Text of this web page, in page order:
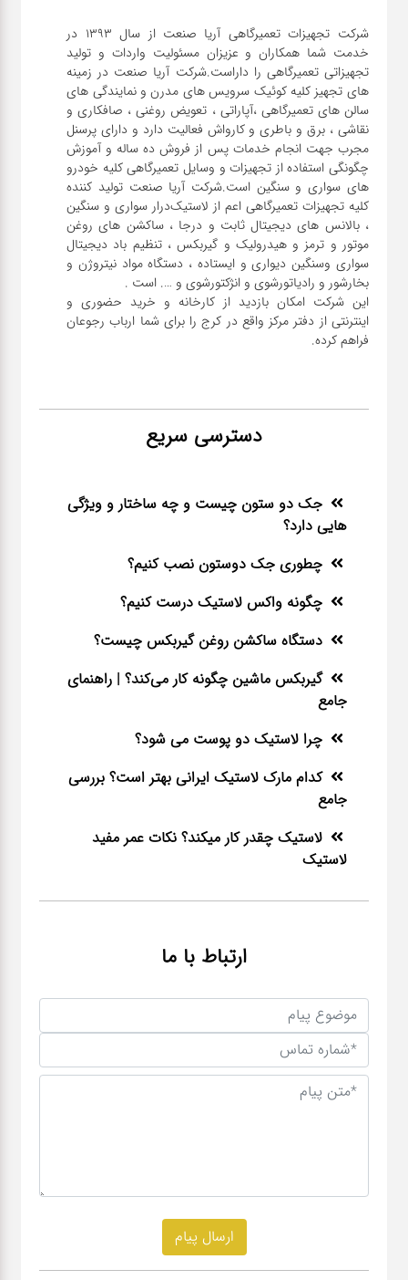
شرکت تجهیزات تعمیرگاهی آریا صنعت از سال ۱۳۹۳ در
خدمت شما همکاران و عزیزان مسئولیت واردات و تولید
تجهیزاتی تعمیرگاهی را داراست.شرکت آریا صنعت در زمینه
های تجهیز کلیه کوئیک سرویس های مدرن و نمایندگی های
سالن های تعمیرگاهی ،آپاراتی ، تعویض روغنی ، صافکاری و
نقاشی ، برق و باطری و کارواش فعالیت دارد و دارای پرسنل
مجرب جهت انجام خدمات پس از فروش ده ساله و آموزش
چگونگی استفاده از تجهیزات و وسایل تعمیرگاهی کلیه خودرو
های سواری و سنگین است.شرکت آریا صنعت تولید کننده
کلیه تجهیزات تعمیرگاهی اعم از لاستیک‌درار سواری و ‌سنگین
، بالانس های دیجیتال ثابت و درجا ، ساکشن های روغن
موتور و ترمز و هیدرولیک و گیربکس ، تنظیم باد دیجیتال
سواری و‌سنگین دیواری و ایستاده ، دستگاه مواد نیتروژن و
این شرکت امکان بازدید از کارخانه و خرید حضوری و
اینترنتی از دفتر مرکز واقع در کرج را برای شما ارباب رجوعان
فراهم کرده.
دسترسی سریع
جک دو ستون چیست و چه ساختار و ویژگی
هایی دارد؟
چطوری جک دوستون نصب کنیم؟
چگونه واکس لاستیک درست کنیم؟
دستگاه ساکشن روغن گیربکس چیست؟
گیربکس ماشین چگونه کار می‌کند؟ | راهنمای
جامع
چرا لاستیک دو پوست می شود؟
کدام مارک لاستیک ایرانی بهتر است؟ بررسی
جامع
لاستیک چقدر کار میکند؟ نکات عمر مفید
لاستیک
ارتباط با ما